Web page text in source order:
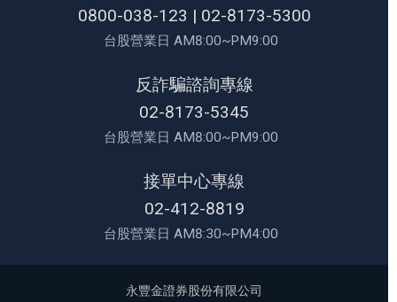
0800-038-123 | 02-8173-5300
台股營業日 AM8:00~PM9:00
反詐騙諮詢專線
02-8173-5345
台股營業日 AM8:00~PM9:00
接單中心專線
02-412-8819
台股營業日 AM8:30~PM4:00
永豐金證券股份有限公司